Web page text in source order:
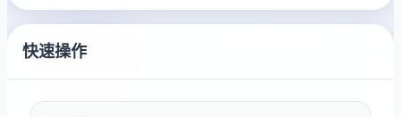
快速操作